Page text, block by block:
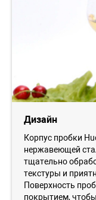
Дизайн
Корпус пробки
нержавеющей
тщательно
текстуры и
Поверхность
покрытием,